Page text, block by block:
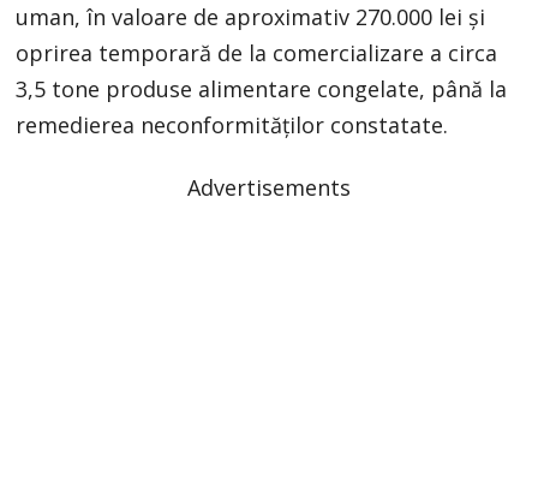
uman, în valoare de aproximativ 270.000 lei şi
oprirea temporară de la comercializare a circa
3,5 tone produse alimentare congelate, până la
remedierea neconformităţilor constatate.
Advertisements